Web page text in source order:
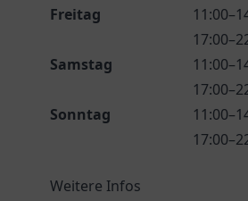
Freitag
Samstag
Sonntag
Weitere Infos